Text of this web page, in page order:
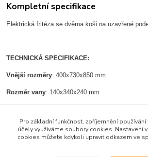
Kompletní specifikace
Elektrická fritéza se dvěma koši na uzavřené
TECHNICKÁ SPECIFIKACE:
Vnější rozměry: 400x730x850 mm
Rozměr vany: 140x340x240 mm
Příkon:10,5 kW ( 2 x 5,25 kW)
Pro základní funkčnost, zpříjemnění
účely využíváme soubory cookies. Nastavení
cookies můžete kdykoli upravit odkazem ve